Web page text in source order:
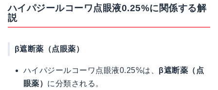
ハイパジールコーワ点眼液0.25%に関係する解
説
β遮断薬（点眼薬）
ハイパジールコーワ点眼液0.25%は、 β遮断薬（点
眼薬） に分類される。